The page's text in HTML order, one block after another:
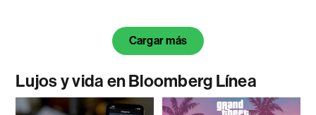
Cargar más
Lujos y vida en Bloomberg Línea